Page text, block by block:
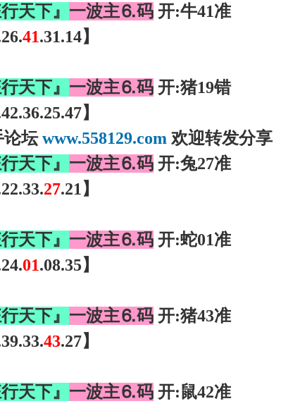
行天下』 一波主⒍码 开:牛41准
41.31.14】
行天下』 一波主⒍码 开:猪19错
】
论坛www.558129.com 欢迎转发分享
行天下』 一波主⒍码 开:兔27准
27.21】
行天下』 一波主⒍码 开:蛇01准
01.08.35】
行天下』 一波主⒍码 开:猪43准
43.27】
行天下』 一波主⒍码 开:鼠42准